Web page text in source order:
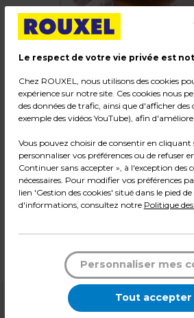
Papier caramel - Emballage
de 1000
Code :35113
Couleur :
Poids : 0,32 kg
22,99€ HT
Le respect de votre vie privée est
Chez ROUXEL, nous utilisons des cookies
expérience sur notre site. Ces cookies nous
des données de trafic, ainsi que d'afficher
exemple des vidéos YouTube), afin
Vous pouvez choisir de consentir en cliquant
personnaliser vos préférences ou de refuser
Continuer sans accepter », à l'exception des
nécessaires. Pour modifier vos préférences
lien 'Gestion des cookies' situé dans le pied
d'informations, consultez notre Politique
Personnaliser mes
Tout accepter